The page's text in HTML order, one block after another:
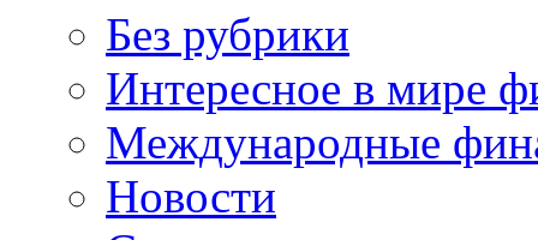
Без рубрики
Интересное в мире
Международные
Новости